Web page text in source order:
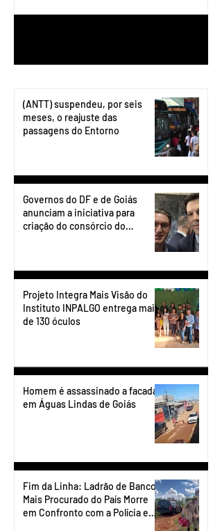
(ANTT) suspendeu, por seis
meses, o reajuste das
passagens do Entorno
Governos do DF e de Goiás
anunciam a iniciativa para
criação do consórcio do
Projeto Integra Mais Visão do
Instituto INPALGO entrega mais
de 130 óculos
Homem é assassinado a facadas
em Águas Lindas de Goiás
Fim da Linha: Ladrão de Banco
Mais Procurado do País Morre
em Confronto com a Polícia em